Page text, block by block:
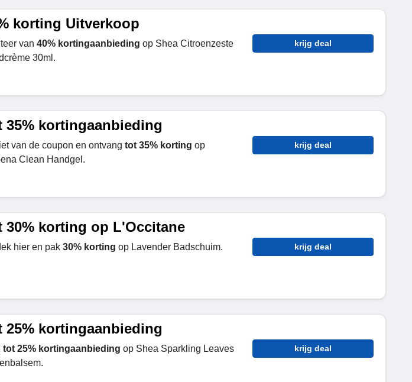
korting Uitverkoop
van 40% kortingaanbieding op Shea Citroenzeste
30ml.
krijg deal
35% kortingaanbieding
van de coupon en ontvang tot 35% korting op
Clean Handgel.
krijg deal
30% korting op L'Occitane
hier en pak 30% korting op Lavender Badschuim. krijg deal
25% kortingaanbieding
tot 25% kortingaanbieding op Shea Sparkling Leaves
krijg deal